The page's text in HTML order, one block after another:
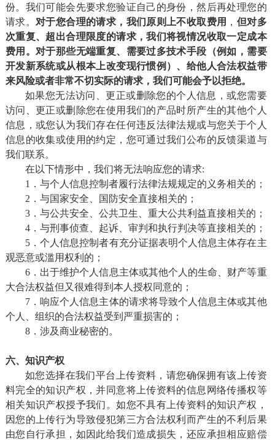
份。我们可能会先要求您验证自己的身份，然后再处理您的
请求。 对于您合理的请求，我们原则上不收取费用 ， 但对多
次重复、超出合理限度的请求，我们将视情况收取一定成本
费用。对于那些无端重复、需要过多技术手段 （例如，需要
开发新系统或从根本上改变现行惯例 ） 、给他人合法权益带
来风险或者非常不切实际的请求，我们可能会予以拒绝。
如果您无法访问、更正或删除您的个人信息，或您需要
访问、更正或删除您在使用我们的产品时所产生的其他个人
信息，或您认为我们存在任何违反法律法规或与您关于个人
信息的收集或使用的约定，您可通过我们公布的反馈渠道与
我们联系。
在以下情形中，我们将无法响应您的请求:
1．与个人信息控制者履行法律法规规定的义务相关的；
2．与国家安全、国防安全直接相关的；
3．与公共安全、公共卫生、重大公共利益直接相关的；
4．与刑事侦查、起诉、审判和执行判决等直接相关的；
5．个人信息控制者有充分证据表明个人信息主体存在主
观恶意或滥用权利的；
6．出于维护个人信息主体或其他个人的生命、财产等重
大合法权益但又很难得到本人授权同意的；
7．响应个人信息主体的请求将导致个人信息主体或其他
个人、组织的合法权益受到严重损害的；
8．涉及商业秘密的。
六、知识产权
如您选择在我们平台上传资料，请您确保拥有该上传资
料完全的知识产权，并同意将上传资料的信息网络传播权等
相关知识产权授予我们。如您不具有上传资料的知识产权，
因您的上传行为导致侵犯第三方合法权利而产生的不利后果
由您自行承担，如因此给我们造成损失，还应承担相应赔偿